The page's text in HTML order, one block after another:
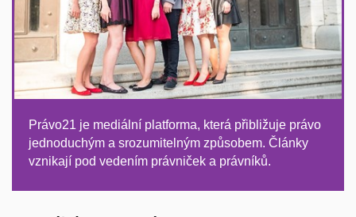
Právo21 je mediální platforma, která přibližuje právo
jednoduchým a srozumitelným způsobem. Články
vznikají pod vedením právniček a právníků.